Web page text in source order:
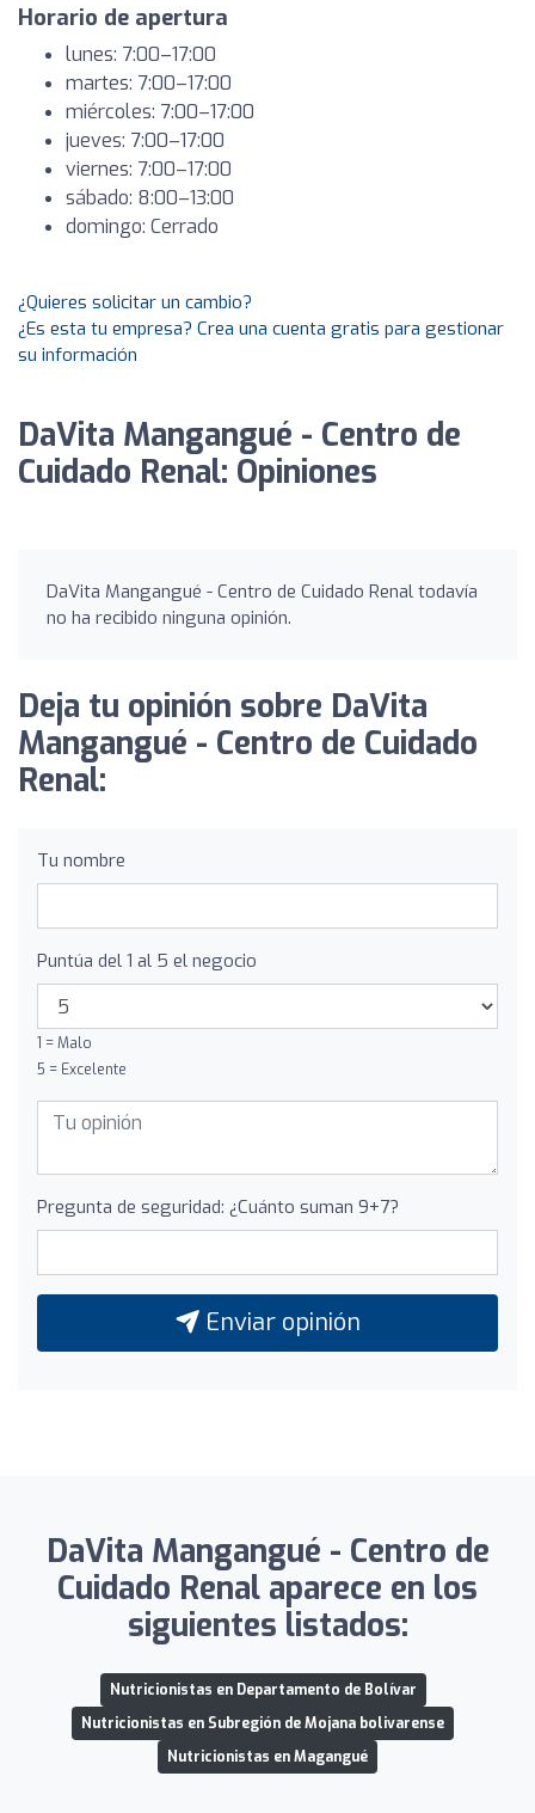
Horario de apertura
lunes: 7:00–17:00
martes: 7:00–17:00
miércoles: 7:00–17:00
jueves: 7:00–17:00
viernes: 7:00–17:00
sábado: 8:00–13:00
domingo: Cerrado
¿Quieres solicitar un cambio?
¿Es esta tu empresa? Crea una cuenta gratis para gestionar
su información
DaVita Mangangué - Centro de
Cuidado Renal: Opiniones
DaVita Mangangué - Centro de Cuidado Renal todavía
no ha recibido ninguna opinión.
Deja tu opinión sobre DaVita
Mangangué - Centro de Cuidado
Renal:
Tu nombre
Puntúa del 1 al 5 el negocio
1 = Malo
5 = Excelente
Pregunta de seguridad: ¿Cuánto suman 9+7?
Enviar opinión
DaVita Mangangué - Centro de
Cuidado Renal aparece en los
siguientes listados:
Nutricionistas en Departamento de Bolívar
Nutricionistas en Subregión de Mojana bolivarense
Nutricionistas en Magangué